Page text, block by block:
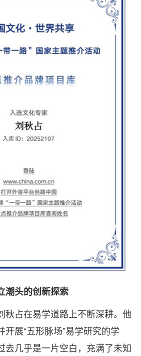
头的创新探索
占在易学道路上不断深耕。他
展“五形脉场”易学研究的学
去几乎是一片空白，充满了未知